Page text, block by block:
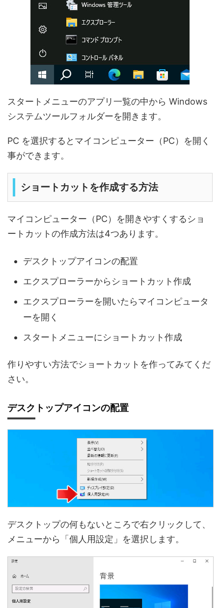
スタートメニューのアプリ一覧の中から Windows
システムツールフォルダーを開きます。
PC を選択するとマイコンピューター（PC）を開く
事ができます。
ショートカットを作成する方法
マイコンピューター（PC）を開きやすくするショ
ートカットの作成方法は4つあります。
デスクトップアイコンの配置
エクスプローラーからショートカット作成
エクスプローラーを開いたらマイコンピュータ
ーを開く
スタートメニューにショートカット作成
作りやすい方法でショートカットを作ってみてくだ
さい。
デスクトップアイコンの配置
デスクトップの何もないところで右クリックして、
メニューから「個人用設定」を選択します。